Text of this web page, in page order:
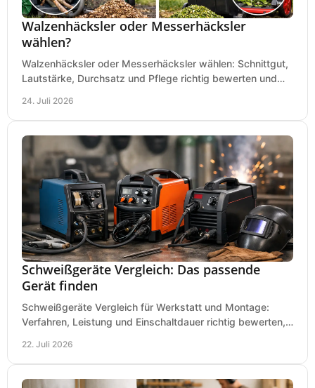
Walzenhäcksler oder Messerhäcksler
wählen?
Walzenhäcksler oder Messerhäcksler wählen: Schnittgut,
Lautstärke, Durchsatz und Pflege richtig bewerten und
24. Juli 2026
Schweißgeräte Vergleich: Das passende
Gerät finden
Schweißgeräte Vergleich für Werkstatt und Montage:
Verfahren, Leistung und Einschaltdauer richtig bewerten,
22. Juli 2026